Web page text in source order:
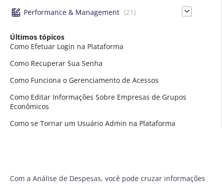
Performance & Management (21)
Últimos tópicos
Como Efetuar Login na Plataforma
Como Recuperar Sua Senha
Como Funciona o Gerenciamento de Acessos
Como Editar Informações Sobre Empresas de Grupos
Econômicos
Como se Tornar um Usuário Admin na Plataforma
Com a Análise de Despesas, você pode cruzar informações